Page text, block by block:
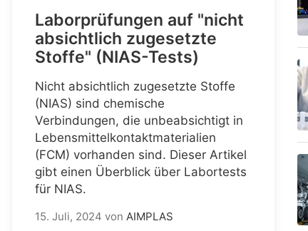
Laborprüfungen auf "nicht
absichtlich zugesetzte
Stoffe" (NIAS-Tests)
Nicht absichtlich zugesetzte Stoffe
(NIAS) sind chemische
Verbindungen, die unbeabsichtigt in
Lebensmittelkontaktmaterialien
(FCM) vorhanden sind. Dieser Artikel
gibt einen Überblick über Labortests
für NIAS.
15. Juli, 2024 von AIMPLAS